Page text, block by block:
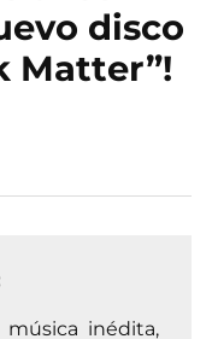
disco
Matter”!
inédita,